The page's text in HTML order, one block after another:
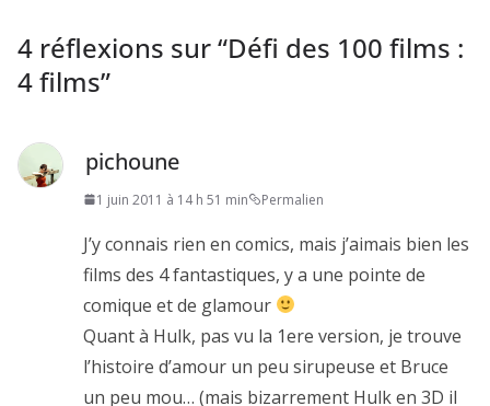
4 réflexions sur “Défi des 100 films :
4 films”
pichoune
1 juin 2011 à 14 h 51 min Permalien
J’y connais rien en comics, mais j’aimais bien les
films des 4 fantastiques, y a une pointe de
comique et de glamour
Quant à Hulk, pas vu la 1ere version, je trouve
l’histoire d’amour un peu sirupeuse et Bruce
un peu mou… (mais bizarrement Hulk en 3D il